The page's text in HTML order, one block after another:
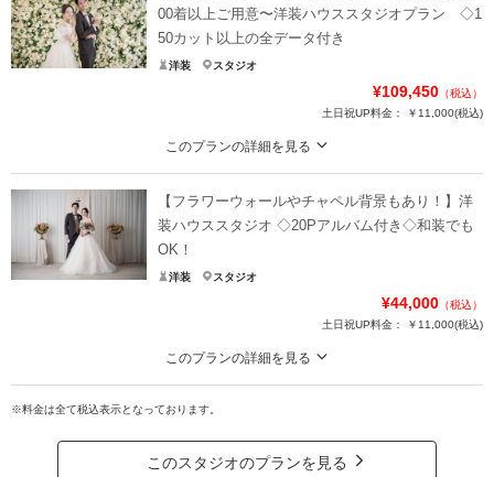
00着以上ご用意〜洋装ハウススタジオプラン ◇1
50カット以上の全データ付き
洋装 スタジオ
¥109,450 （税込）
土日祝UP料金：
￥11,000(税込)
このプランの詳細を見る
【おしゃれな背景がかわいい】SNS映え間違いなし！ナチュラル、可愛い、ア
ンティークなど様々な雰囲気が楽しめるスタジオ
横浜店こだわりのハウススタジオ☆
アンティークで雰囲気たっぷりの空間でお二人のお写真を残しませんか？
おしゃれなウェルカムボードや報告ハガキに活躍まちがいなし
新婦衣装1着
会食
【フラワーウォールやチャペル背景もあり！】洋
装ハウススタジオ ◇20Pアルバム付き◇和装でも
OK！
洋装 スタジオ
¥44,000 （税込）
土日祝UP料金：
￥11,000(税込)
このプランの詳細を見る
スタジオ撮影をもっと自由に。ウェディングフォトをもっとオシャレに。
様々なセットに合わせて、個性あふれるお写真を残せます。
こだわりのアルバムやグレードアップ衣装、アクセサリーもご用意しておりま
※料金は全て税込表示となっております。
このスタジオのプランを見る